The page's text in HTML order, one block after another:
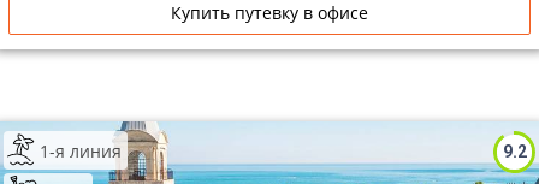
Купить путевку в офисе
9.2
1-я линия